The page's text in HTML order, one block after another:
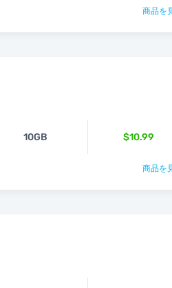
商品を
10GB $10.99
商品を